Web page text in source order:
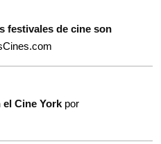
festivales de cine son
Cine York por